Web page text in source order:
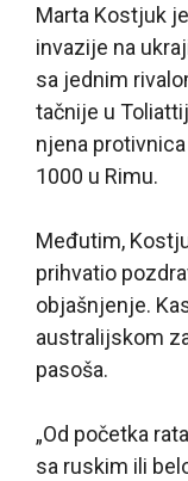
Marta Kostjuk
invazije na
sa jednim
tačnije u
njena
1000 u Rimu.
Međutim,
prihvatio
objašnjenje.
australijskom
pasoša.
„Od početka
sa ruskim ili